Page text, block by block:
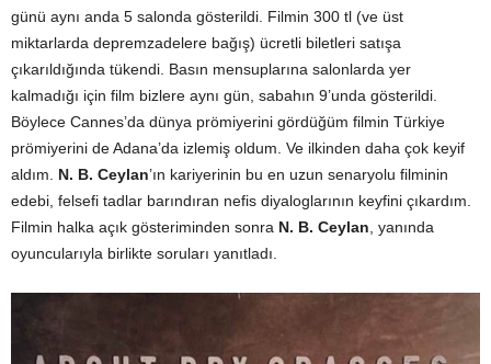
günü aynı anda 5 salonda gösterildi. Filmin 300 tl (ve üst
miktarlarda depremzadelere bağış) ücretli biletleri satışa
çıkarıldığında tükendi. Basın mensuplarına salonlarda yer
kalmadığı için film bizlere aynı gün, sabahın 9’unda gösterildi.
Böylece Cannes’da dünya prömiyerini gördüğüm filmin Türkiye
prömiyerini de Adana’da izlemiş oldum. Ve ilkinden daha çok keyif
aldım. N. B. Ceylan’ın kariyerinin bu en uzun senaryolu filminin
edebi, felsefi tadlar barındıran nefis diyaloglarının keyfini çıkardım.
Filmin halka açık gösteriminden sonra N. B. Ceylan , yanında
oyuncularıyla birlikte soruları yanıtladı.